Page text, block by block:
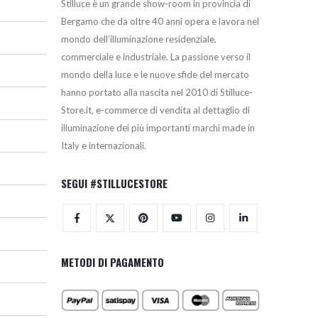
Stilluce è un grande show-room in provincia di
Bergamo che da oltre 40 anni opera e lavora nel
mondo dell’illuminazione residenziale,
commerciale e industriale. La passione verso il
mondo della luce e le nuove sfide del mercato
hanno portato alla nascita nel 2010 di Stilluce-
Store.it, e-commerce di vendita al dettaglio di
illuminazione dei più importanti marchi made in
Italy e internazionali.
SEGUI #STILLUCESTORE
METODI DI PAGAMENTO